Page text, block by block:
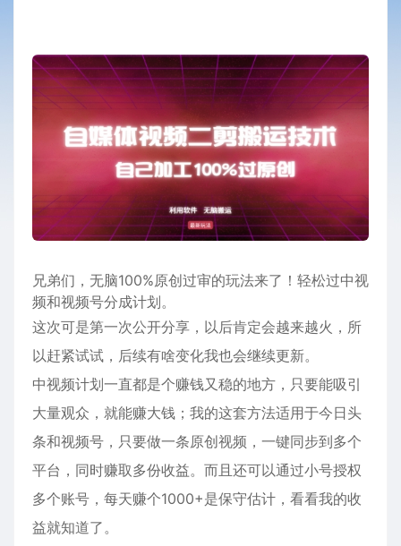
兄弟们，无脑100%原创过审的玩法来了！轻松过中视
频和视频号分成计划。
这次可是第一次公开分享，以后肯定会越来越火，所
以赶紧试试，后续有啥变化我也会继续更新。
中视频计划一直都是个赚钱又稳的地方，只要能吸引
大量观众，就能赚大钱；我的这套方法适用于今日头
条和视频号，只要做一条原创视频，一键同步到多个
平台，同时赚取多份收益。而且还可以通过小号授权
多个账号，每天赚个1000+是保守估计，看看我的收
益就知道了。